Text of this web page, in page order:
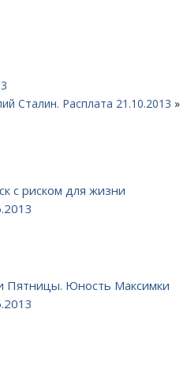
Сталин. Расплата 21.10.2013 »
с риском для жизни
Пятницы. Юность Максимки